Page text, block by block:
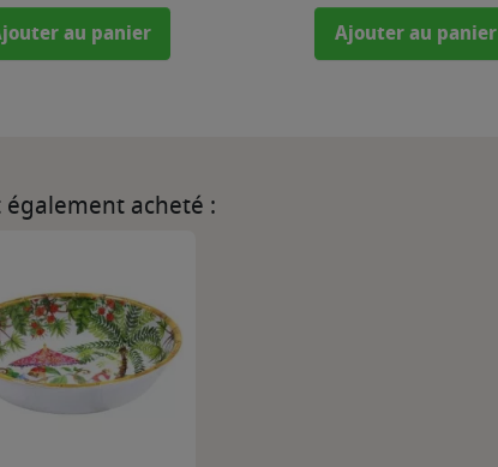
au panier Ajouter au panier
acheté :